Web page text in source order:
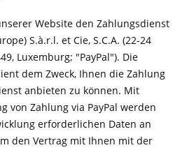
Website den Zahlungsdienst
S.à.r.l. et Cie, S.C.A. (22-24
Luxemburg; "PayPal"). Die
dem Zweck, Ihnen die Zahlung
anbieten zu können. Mit
von Zahlung via PayPal werden
erforderlichen Daten an
den Vertrag mit Ihnen mit der